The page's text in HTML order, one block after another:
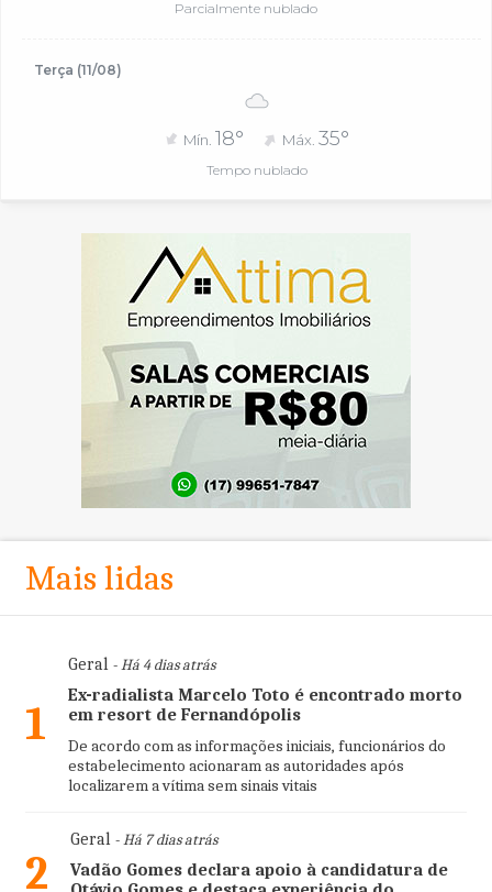
Parcialmente nublado
Terça (11/08)
Mín. 18° Máx.35°
Tempo nublado
Mais lidas
1
Geral- Há 4 dias atrás
Ex-radialista Marcelo Toto é encontrado morto
em resort de Fernandópolis
De acordo com as informações iniciais, funcionários do
estabelecimento acionaram as autoridades após
localizarem a vítima sem sinais vitais
2
Geral- Há 7 dias atrás
Vadão Gomes declara apoio à candidatura de